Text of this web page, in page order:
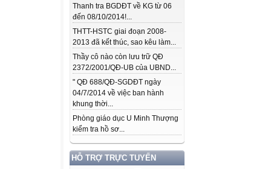
Thanh tra BGDĐT về KG từ 06
đến 08/10/2014!...
THTT-HSTC giai đoạn 2008-
2013 đã kết thúc, sao kêu làm...
Thầy cô nào còn lưu trữ QĐ
2372/2001/QĐ-UB của UBND...
" QĐ 688/QĐ-SGDĐT ngày
04/7/2014 về việc ban hành
khung thời...
Phòng giáo dục U Minh Thượng
kiểm tra hồ sơ...
HỖ TRỢ TRỰC TUYẾN